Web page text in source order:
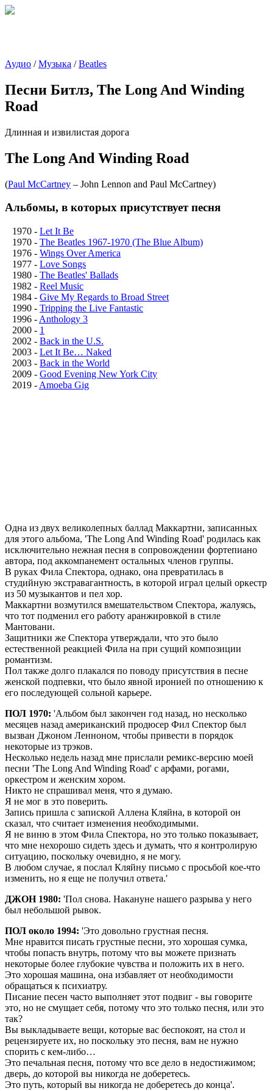
Аудио /Музыка /Beatles
Песни Битлз, The Long And Winding
Road
Длинная и извилистая дорога
The Long And Winding Road
(Paul McCartney – John Lennon and Paul McCartney)
Альбомы, в которых присутствует песня
1970 - Let It Be
1970 - The Beatles 1967-1970 (The Blue Album)
1976 - Wings Over America
1977 - Love Songs
1980 - The Beatles' Ballads
1982 - Reel Music
1984 - Give My Regards to Broad Street
1990 - Tripping the Live Fantastic
1996 - Anthology 3
2000 - 1
2002 - Back in the U.S.
2003 - Let It Be… Naked
2003 - Back in the World
2009 - Good Evening New York City
2019 - Amoeba Gig
Одна из двух великолепных баллад Маккартни, записанных
для этого альбома, 'The Long And Winding Road' родилась как
исключительно нежная песня в сопровождении фортепиано
автора, под аккомпанемент остальных членов группы.
В руках Фила Спектора, однако, она превратилась в
студийную экстравагантность, в которой играл целый оркестр
из 50 музыкантов и пел хор.
Маккартни возмутился вмешательством Спектора, жалуясь,
что тот подменил его работу аранжировкой в стиле
Мантовани.
Защитники же Спектора утверждали, что это было
естественной реакцией Фила на при сущий композиции
романтизм.
Пол также долго плакался по поводу присутствия в песне
женской подпевки, что было явной иронией по отношению к
его последующей сольной карьере.
ПОЛ 1970: 'Альбом был закончен год назад, но несколько
месяцев назад американский продюсер Фил Спектор был
вызван Джоном Ленноном, чтобы привести в порядок
некоторые из трэков.
Несколько недель назад мне прислали ремикс-версию моей
песни 'The Long And Winding Road' с арфами, рогами,
оркестром и женским хором.
Никто не спрашивал меня, что я думаю.
Я не мог в это поверить.
Запись пришла с запиской Аллена Кляйна, в которой он
сказал, что считает изменения необходимыми.
Я не виню в этом Фила Спектора, но это только показывает,
что мне нехорошо сидеть здесь и думать, что я контролирую
ситуацию, поскольку очевидно, я не могу.
В любом случае, я послал Кляйну письмо с просьбой кое-что
изменить, но я еще не получил ответа.'
ДЖОН 1980: 'Пол снова. Накануне нашего разрыва у него
был небольшой рывок.
ПОЛ около 1994: 'Это довольно грустная песня.
Мне нравится писать грустные песни, это хорошая сумка,
чтобы попасть внутрь, потому что вы можете признать
некоторые более глубокие чувства и положить их в него.
Это хорошая машина, она избавляет от необходимости
обращаться к психиатру.
Писание песен часто выполняет этот подвиг - вы говорите
это, но не смущает себя, потому что это только песня, или это
так?
Вы выкладываете вещи, которые вас беспокоят, на стол и
рецензируете их, но поскольку это песня, вам не нужно
спорить с кем-либо…
Это печальная песня, потому что все дело в недостижимом;
дверь, до которой вы никогда не доберетесь.
Это путь, который вы никогда не доберетесь до конца'.